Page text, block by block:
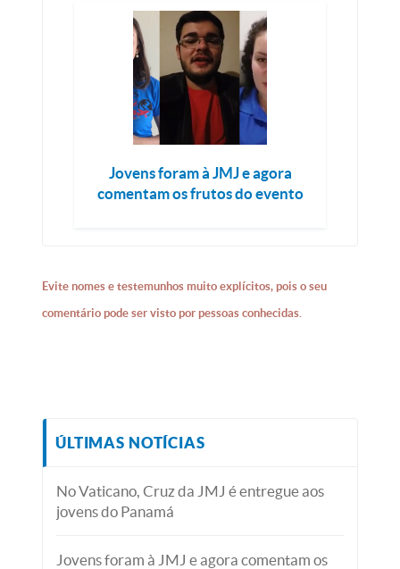
Jovens foram à JMJ e agora
comentam os frutos do evento
Evite nomes e testemunhos muito explícitos, pois o seu
comentário pode ser visto por pessoas conhecidas.
ÚLTIMAS NOTÍCIAS
No Vaticano, Cruz da JMJ é entregue aos
jovens do Panamá
Jovens foram à JMJ e agora comentam os